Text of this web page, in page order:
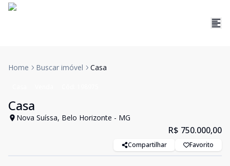
Home Buscar imóvel Casa
Casa
Nova Suíssa, Belo Horizonte - MG
R$ 750.000,00
Compartilhar Favorito